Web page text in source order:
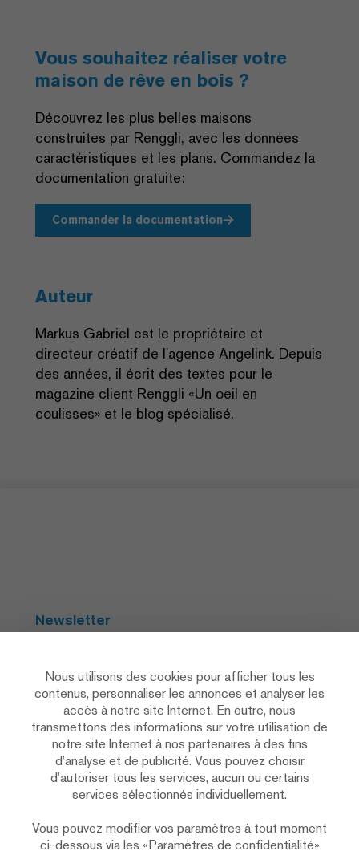
Vous souhaitez réaliser votre
maison de rêve en bois ?
Découvrez les plus belles maisons
construites par Renggli, avec les données
caractéristiques et les plans. Commandez la
documentation gratuite:
Commander la documentation
Auteur
Markus Gabriel est le propriétaire et
directeur créatif de l'agence Angelink. Depuis
des années, il écrit des textes pour le
magazine client Renggli «Un oeil en
coulisses» et le blog spécialisé.
Newsletter
Social Media
Déclaration de protection des données
Nous utilisons des cookies pour afficher tous les
contenus, personnaliser les annonces et analyser les
accès à notre site Internet. En outre, nous
transmettons des informations sur votre utilisation de
notre site Internet à nos partenaires à des fins
d’analyse et de publicité. Vous pouvez choisir
d’autoriser tous les services, aucun ou certains
services sélectionnés individuellement.
Vous pouvez modifier vos paramètres à tout moment
ci-dessous via les «Paramètres de confidentialité»